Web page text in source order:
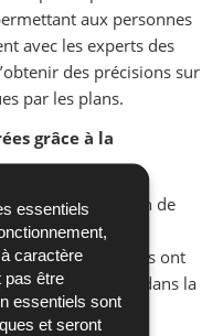
essentiels
caractère
pas être
essentiels sont
et seront
aux personnes
avec les experts des
des précisions sur
par les plans.
grâce à la
l'Administration de
émanant des
formulées ont
plans respectifs dans la